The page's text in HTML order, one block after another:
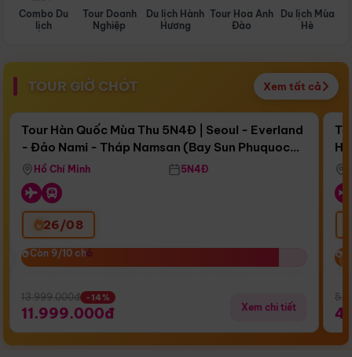
Combo Du
lịch
Tour Doanh
Nghiệp
Du lịch Hành
Hương
Tour Hoa Anh
Đào
Du lịch Mùa
Hè
TOUR GIỜ CHÓT Xem tất cả
Còn16 ngày 15:13:20
Bay Sun Phuquoc Airways
Điểm nổi bật
Tour Hàn Quốc Mùa Thu 5N4Đ | Seoul - Everland
- Đảo Nami - Tháp Namsan (Bay Sun Phuquoc
Airways)
Hồ Chí Minh 5N4Đ
26/08
Còn 9/10 chỗ
Còn 9/10 chỗ
13.999.000đ -14%
11.999.000đ Xem chi tiết